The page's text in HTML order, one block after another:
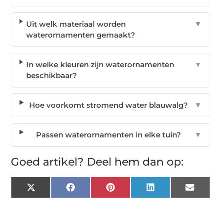
Uit welk materiaal worden
waterornamenten gemaakt?
▼
In welke kleuren zijn waterornamenten
beschikbaar?
▼
Hoe voorkomt stromend water blauwalg? ▼
Passen waterornamenten in elke tuin? ▼
Goed artikel? Deel hem dan op:
X
(Twitter)
FacebookPinterest LinkedIn Email